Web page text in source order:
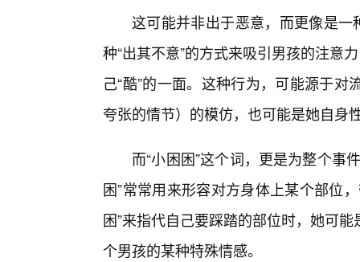
这可能并非出于恶意，而更像是一
种“出其不意”的方式来吸引男孩的注意
己“酷”的一面。这种行为，可能源于
夸张的情节）的模仿，也可能是她自身
而“小困困”这个词，更是为整个事
困”常常用来形容对方身体上某个部位
困”来指代自己要踩踏的部位时，她可
个男孩的某种特殊情感。